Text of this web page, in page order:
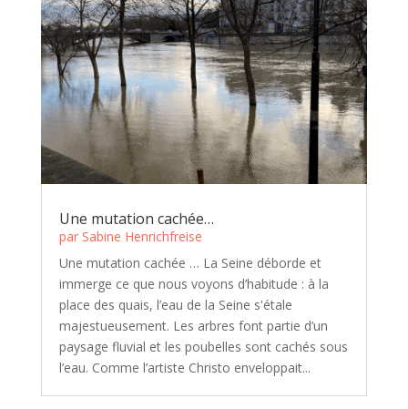
Une mutation cachée…
par Sabine Henrichfreise
Une mutation cachée … La Seine déborde et
immerge ce que nous voyons d’habitude : à la
place des quais, l’eau de la Seine s'étale
majestueusement. Les arbres font partie d’un
paysage fluvial et les poubelles sont cachés sous
l’eau. Comme l’artiste Christo enveloppait...